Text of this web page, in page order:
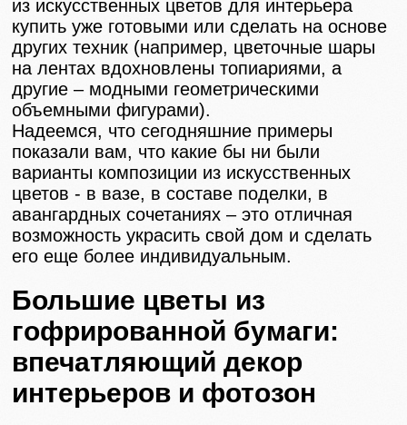
из искусственных цветов для интерьера
купить уже готовыми или сделать на основе
других техник (например, цветочные шары
на лентах вдохновлены топиариями, а
другие – модными геометрическими
объемными фигурами).
Надеемся, что сегодняшние примеры
показали вам, что какие бы ни были
варианты композиции из искусственных
цветов - в вазе, в составе поделки, в
авангардных сочетаниях – это отличная
возможность украсить свой дом и сделать
его еще более индивидуальным.
Большие цветы из
гофрированной бумаги:
впечатляющий декор
интерьеров и фотозон